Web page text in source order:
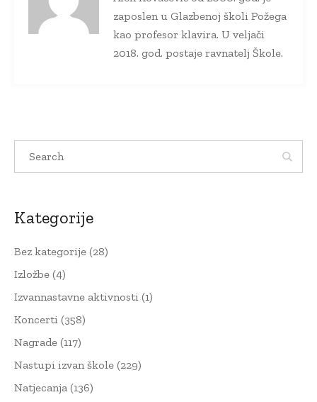
zaposlen u Glazbenoj školi Požega
kao profesor klavira. U veljači
2018. god. postaje ravnatelj Škole.
Kategorije
Bez kategorije (28)
Izložbe (4)
Izvannastavne aktivnosti (1)
Koncerti (358)
Nagrade (117)
Nastupi izvan škole (229)
Natjecanja (136)